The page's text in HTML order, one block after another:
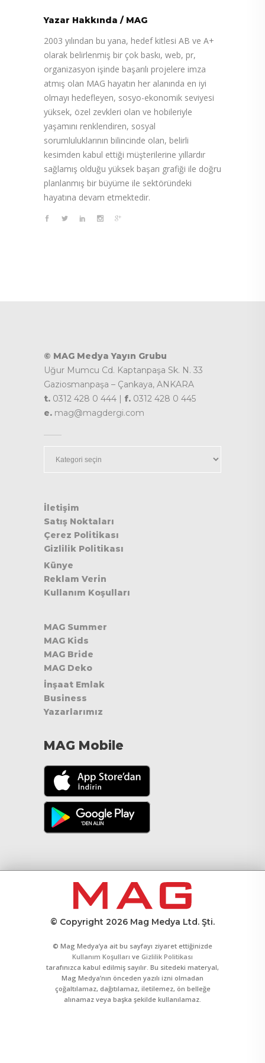
Yazar Hakkında / MAG
2003 yılından bu yana, hedef kitlesi AB ve A+
olarak belirlenmiş bir çok baskı, web, pr,
organizasyon işinde başarılı projelere imza
atmış olan MAG hayatın her alanında en iyi
olmayı hedefleyen, sosyo-ekonomik seviyesi
yüksek, özel zevkleri olan ve hobileriyle
yaşamını renklendiren, sosyal
sorumluluklarının bilincinde olan, belirli
kesimden kabul ettiği müşterilerine yıllardır
sağlamış olduğu yüksek başarı grafiği ile doğru
planlanmış bir büyüme ile sektöründeki
hayatına devam etmektedir.
© MAG Medya Yayın Grubu
Uğur Mumcu Cd. Kaptanpaşa Sk. N. 33
Gaziosmanpaşa – Çankaya, ANKARA
t. 0312 428 0 444 | f. 0312 428 0 445
e. mag@magdergi.com
İletişim
Satış Noktaları
Çerez Politikası
Gizlilik Politikası
Künye
Reklam Verin
Kullanım Koşulları
MAG Summer
MAG Kids
MAG Bride
MAG Deko
İnşaat Emlak
Business
Yazarlarımız
MAG Mobile
© Copyright 2026 Mag Medya Ltd. Şti.
© Mag Medya’ya ait bu sayfayı ziyaret ettiğinizde
Kullanım Koşulları ve Gizlilik Politikası
tarafınızca kabul edilmiş sayılır. Bu sitedeki materyal,
Mag Medya’nın önceden yazılı izni olmadan
çoğaltılamaz, dağıtılamaz, iletilemez, ön belleğe
alınamaz veya başka şekilde kullanılamaz.